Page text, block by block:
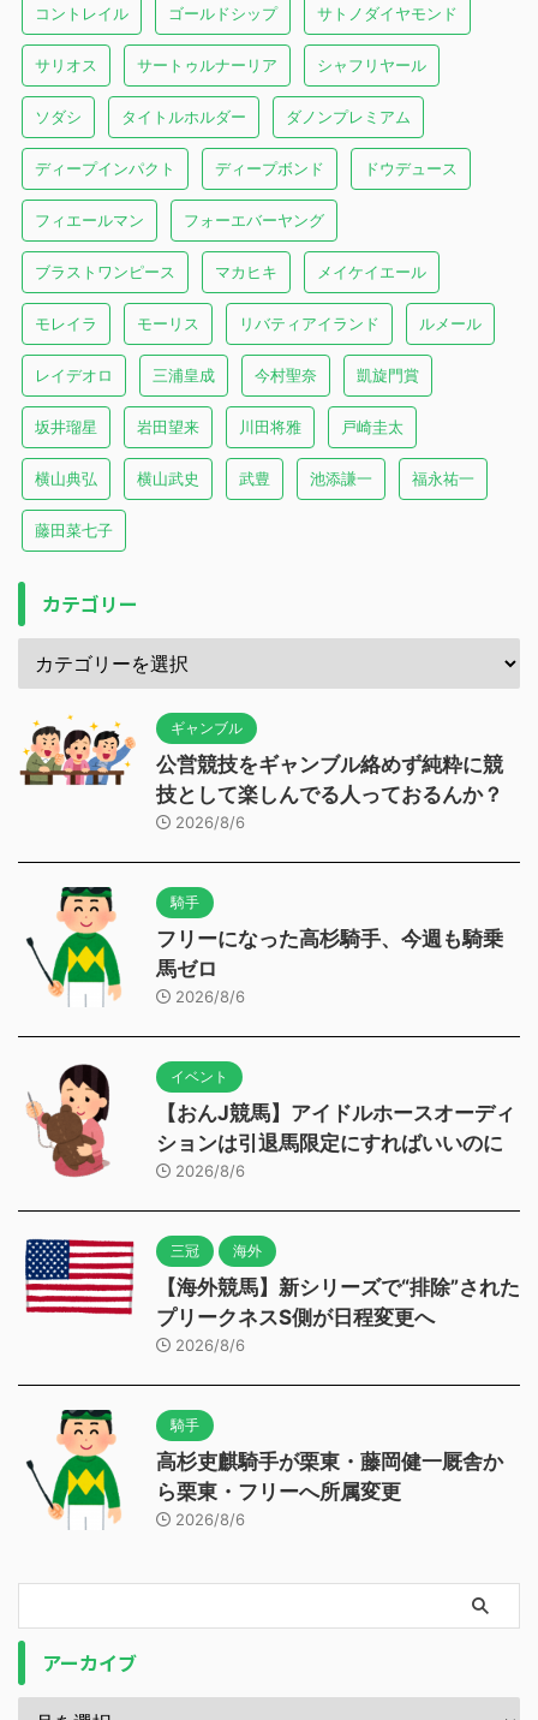
コントレイル ゴールドシップ サトノダイヤモンド
サリオス サートゥルナーリア シャフリヤール
ソダシ タイトルホルダー ダノンプレミアム
ディープインパクト ディープボンド ドウデュース
フィエールマン フォーエバーヤング
ブラストワンピース マカヒキ メイケイエール
モレイラ モーリス リバティアイランド ルメール
レイデオロ 三浦皇成 今村聖奈 凱旋門賞
坂井瑠星 岩田望来 川田将雅 戸崎圭太
横山典弘 横山武史 武豊 池添謙一 福永祐一
藤田菜七子
カテゴリー
ギャンブル
公営競技をギャンブル絡めず純粋に競
技として楽しんでる人っておるんか？
2026/8/6
騎手
フリーになった高杉騎手、今週も騎乗
馬ゼロ
2026/8/6
イベント
【おんJ競馬】アイドルホースオーディ
ションは引退馬限定にすればいいのに
2026/8/6
三冠 海外
【海外競馬】新シリーズで“排除”された
プリークネスS側が日程変更へ
2026/8/6
騎手
高杉吏麒騎手が栗東・藤岡健一厩舎か
ら栗東・フリーへ所属変更
2026/8/6
アーカイブ